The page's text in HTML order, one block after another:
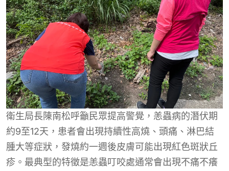
衛生局長陳南松呼籲民眾提高警覺，恙蟲病的潛伏期
約9至12天，患者會出現持續性高燒、頭痛、淋巴結
腫大等症狀，發燒約一週後皮膚可能出現紅色斑狀丘
疹。最典型的特徵是恙蟲叮咬處通常會出現不痛不癢